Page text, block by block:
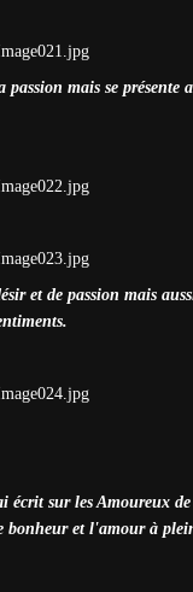
mais se présente
et de passion mais
sur les Amoureux
et l'amour à